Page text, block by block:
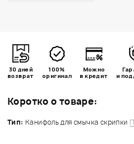
Коротко о товаре:
Тип: Канифоль для смычка скрипки
30 дней
возврат
100%
оригинал
Можно
в кредит
и